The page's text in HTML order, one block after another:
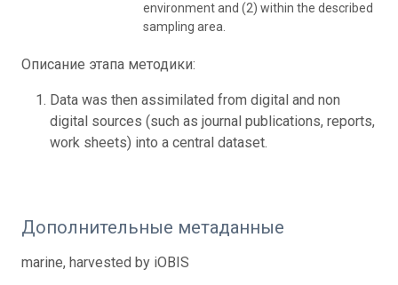
environment and (2) within the described
sampling area.
Описание этапа методики:
Data was then assimilated from digital and non
digital sources (such as journal publications, reports,
work sheets) into a central dataset.
Дополнительные метаданные
marine, harvested by iOBIS